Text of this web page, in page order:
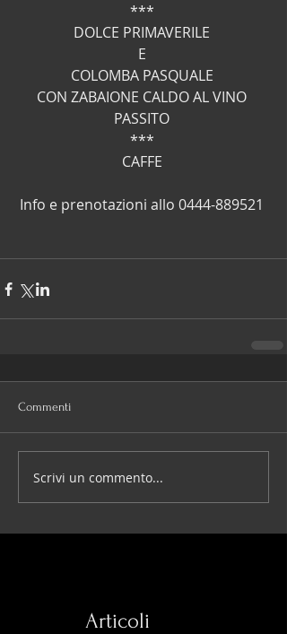
***
DOLCE PRIMAVERILE
E
COLOMBA PASQUALE
CON ZABAIONE CALDO AL VINO
PASSITO
***
CAFFE
Info e prenotazioni allo 0444-889521
Commenti
Scrivi un commento...
Articoli